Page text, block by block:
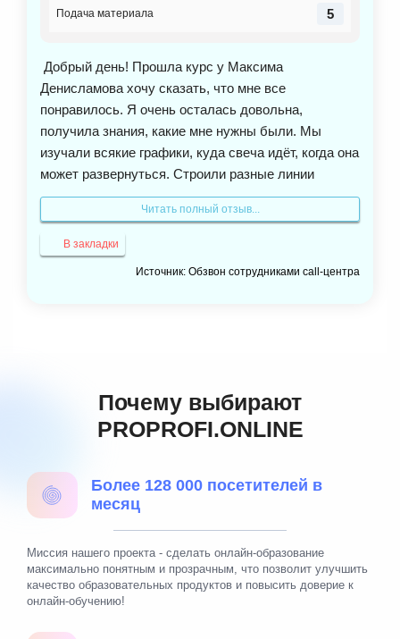
5
Подача материала
Добрый день! Прошла курс у Максима
Денисламова хочу сказать, что мне все
понравилось. Я очень осталась довольна,
получила знания, какие мне нужны были. Мы
изучали всякие графики, куда свеча идёт, когда она
может развернуться. Строили разные линии
поддержки и сопротивления. Встречались онлайн
по видео смотрели как я это всё делаю и
разбирали ошибки. С Максимом мы всегда
общались без всякого пафоса, задавала вопросы
какие меня интересовали и получала от него ответ.
Максиму, что получила финансовое развитие и не
Читать полный отзыв...
В закладки
Источник: Обзвон сотрудниками call-центра
Почему выбирают
PROPROFI.ONLINE
Более 128 000 посетителей в
месяц
Миссия нашего проекта - сделать онлайн-образование
максимально понятным и прозрачным, что позволит улучшить
качество образовательных продуктов и повысить доверие к
онлайн-обучению!